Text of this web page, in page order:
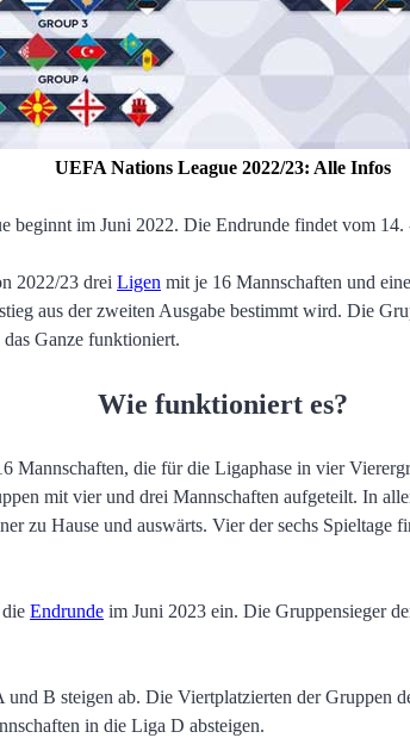
UEFA Nations League 2022/23: Alle Infos
beginnt im Juni 2022. Die Endrunde findet vom 14.
2022/23 dreiLigen mit je 16 Mannschaften und
aus der zweiten Ausgabe bestimmt wird. Die
Ganze funktioniert.
Wie funktioniert es?
Mannschaften, die für die Ligaphase in vier
mit vier und drei Mannschaften aufgeteilt. In
zu Hause und auswärts. Vier der sechs Spieltage
dieEndrunde im Juni 2023 ein. Die Gruppensieger
B steigen ab. Die Viertplatzierten der Gruppen
in die Liga D absteigen.